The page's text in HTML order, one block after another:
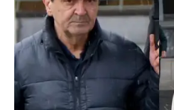
ETA